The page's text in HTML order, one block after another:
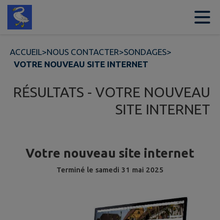
Contenu
ACCUEIL>NOUS CONTACTER>SONDAGES>
VOTRE NOUVEAU SITE INTERNET
RÉSULTATS - VOTRE NOUVEAU
SITE INTERNET
Votre nouveau site internet
Terminé le samedi 31 mai 2025